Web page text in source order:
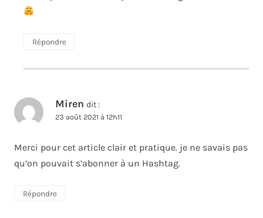
Répondre
Miren dit :
23 août 2021 à 12h11
Merci pour cet article clair et pratique. je ne savais pas
qu’on pouvait s’abonner à un Hashtag.
Répondre